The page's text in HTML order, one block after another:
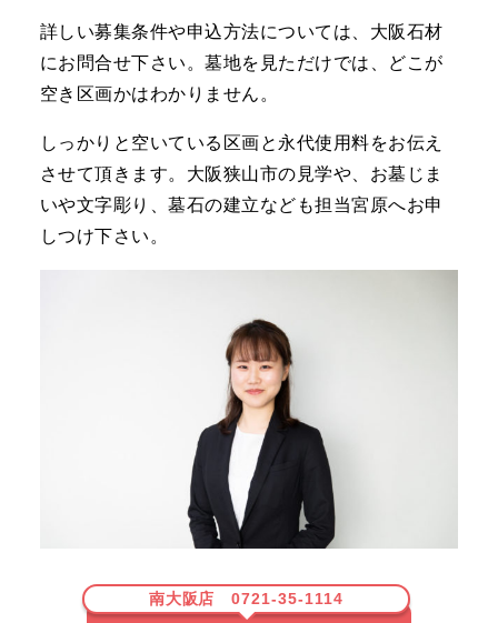
詳しい募集条件や申込方法については、大阪石材
にお問合せ下さい。墓地を見ただけでは、どこが
空き区画かはわかりません。
しっかりと空いている区画と永代使用料をお伝え
させて頂きます。大阪狭山市の見学や、お墓じま
いや文字彫り、墓石の建立なども担当宮原へお申
しつけ下さい。
南大阪店 0721-35-1114